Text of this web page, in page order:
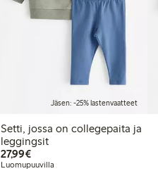
Jäsen: -25% lastenvaatteet
Setti, jossa on collegepaita ja
leggingsit
27,99€27,99 €
Luomupuuvilla